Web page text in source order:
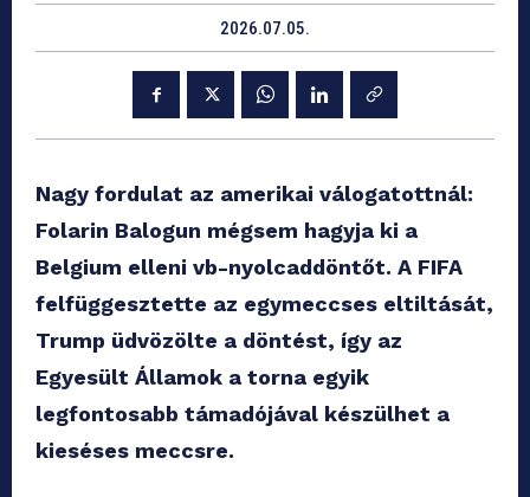
2026.07.05.
Nagy fordulat az amerikai válogatottnál:
Folarin Balogun mégsem hagyja ki a
Belgium elleni vb-nyolcaddöntőt. A FIFA
felfüggesztette az egymeccses eltiltását,
Trump üdvözölte a döntést, így az
Egyesült Államok a torna egyik
legfontosabb támadójával készülhet a
kieséses meccsre.